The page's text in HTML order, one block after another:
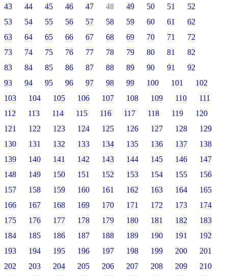
43
44 45 46 47 48 49 50 51
52
53
54 55 56 57 58 59 60 61
62
63
64 65 66 67 68 69 70 71
72
73
74 75 76 77 78 79 80 81
82
83
84 85 86 87 88 89 90 91
92
93
94 95 96 97 98 99 100 101
102
103
104 105 106 107 108 109 110
111
112
113 114 115 116 117 118 119
120
121
122 123 124 125 126 127 128
129
130
131 132 133 134 135 136 137
138
139
140 141 142 143 144 145 146
147
148
149 150 151 152 153 154 155
156
157
158 159 160 161 162 163 164
165
166
167 168 169 170 171 172 173
174
175
176 177 178 179 180 181 182
183
184
185 186 187 188 189 190 191
192
193
194 195 196 197 198 199 200
201
202
203 204 205 206 207 208 209
210